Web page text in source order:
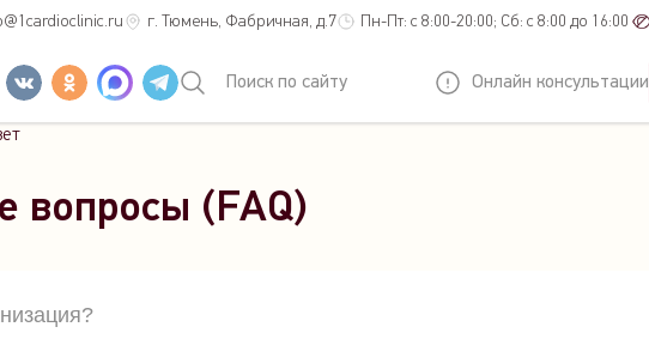
@1cardioclinic.ru г. Тюмень, Фабричная, д.7 Пн-Пт: с 8:00-20:00; Сб: с 8:00 до 16:00
Поиск по сайту Онлайн консультации
вопросы (FAQ)